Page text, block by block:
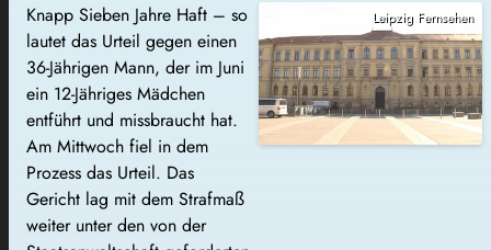
Knapp Sieben Jahre Haft – so
lautet das Urteil gegen einen
36-Jährigen Mann, der im Juni
ein 12-Jähriges Mädchen
entführt und missbraucht hat.
Am Mittwoch fiel in dem
Prozess das Urteil. Das
Gericht lag mit dem Strafmaß
weiter unter den von der
Leipzig Fernsehen